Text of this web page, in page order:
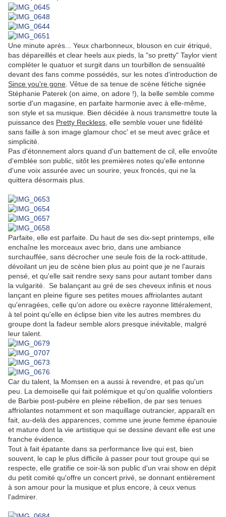
Une minute après... Yeux charbonneux, blouson en cuir étriqué,
bas dépareillés et clear heels aux pieds, la "so pretty" Taylor vient
compléter le quatuor et surgit dans un tourbillon de sensualité
devant des fans comme possédés, sur les notes d'introduction de
Since you're gone . Vêtue de sa tenue de scène fétiche signée
Stéphanie Paterek (on aime, on adore !), la belle semble comme
sortie d'un magasine, en parfaite harmonie avec à elle-même,
son style et sa musique. Bien décidée à nous transmettre toute la
puissance des Pretty Reckless , elle semble vouer une fidélité
sans faille à son image glamour choc' et se meut avec grâce et
simplicité.
Pas d'étonnement alors quand d'un battement de cil, elle envoûte
d'emblée son public, sitôt les premières notes qu'elle entonne
d'une voix assurée avec un sourire, yeux froncés, qui ne la
quittera désormais plus.
Parfaite, elle est parfaite. Du haut de ses dix-sept printemps, elle
enchaîne les morceaux avec brio, dans une ambiance
surchauffée, sans décrocher une seule fois de la rock-attitude,
dévoilant un jeu de scène bien plus au point que je ne l'aurais
pensé, et qu'elle sait rendre sexy sans pour autant tomber dans
la vulgarité. Se balançant au gré de ses cheveux infinis et nous
lançant en pleine figure ses petites moues affriolantes autant
qu'enragées, celle qu'on adore ou exècre rayonne littéralement,
à tel point qu'elle en éclipse bien vite les autres membres du
groupe dont la fadeur semble alors presque inévitable, malgré
leur talent.
Car du talent, la Momsen en a aussi à revendre, et pas qu'un
peu. La demoiselle qui fait polémique et qu'on qualifie volontiers
de Barbie post-pubère en pleine rébellion, de par ses tenues
affriolantes notamment et son maquillage outrancier, apparaît en
fait, au-delà des apparences, comme une jeune femme épanouie
et mature dont la vie artistique qui se dessine devant elle est une
franche évidence.
Tout à fait épatante dans sa performance live qui est, bien
souvent, le cap le plus difficile à passer pour tout groupe qui se
respecte, elle gratifie ce soir-là son public d'un vrai show en dépit
du petit comité qu'offre un concert privé, se donnant entièrement
à son amour pour la musique et plus encore, à ceux venus
l'admirer.